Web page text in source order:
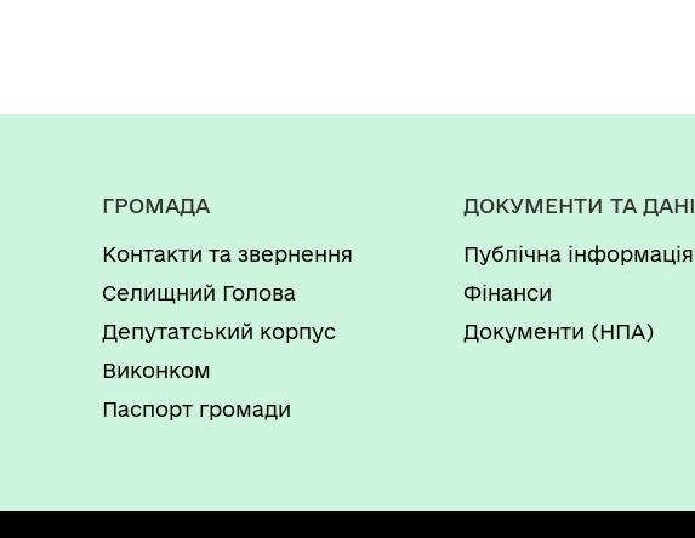
ГРОМАДА
Контакти та звернення
Селищний Голова
Депутатський корпус
Виконком
Паспорт громади
ДОКУМЕНТИ ТА ДАНІ
Публічна інформація
Фінанси
Документи (НПА)